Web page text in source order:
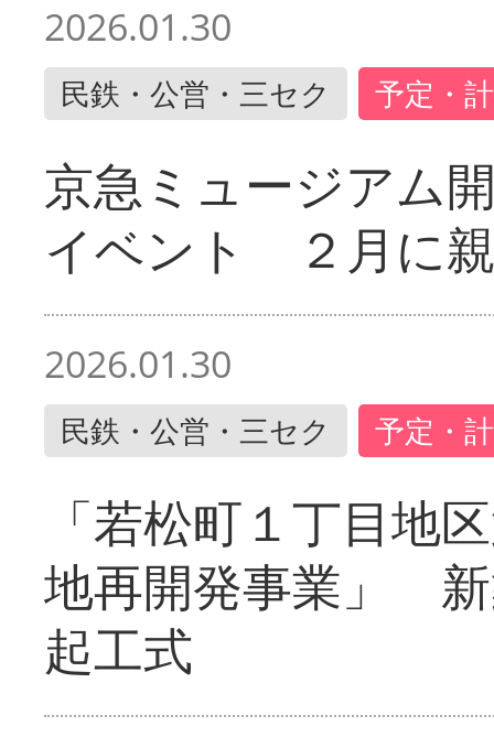
2026.01.30
民鉄・公営・三セク 予定・
京急ミュージアム
イベント ２月に
2026.01.30
民鉄・公営・三セク 予定・
「若松町１丁目地
地再開発事業」
起工式